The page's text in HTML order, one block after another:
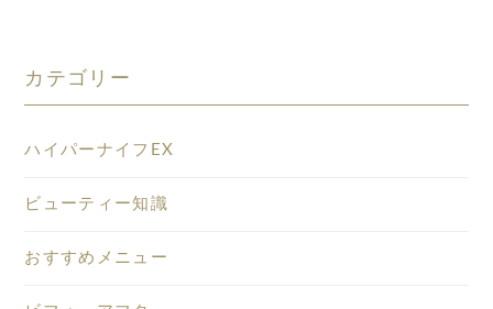
カテゴリー
ハイパーナイフEX
ビューティー知識
おすすめメニュー